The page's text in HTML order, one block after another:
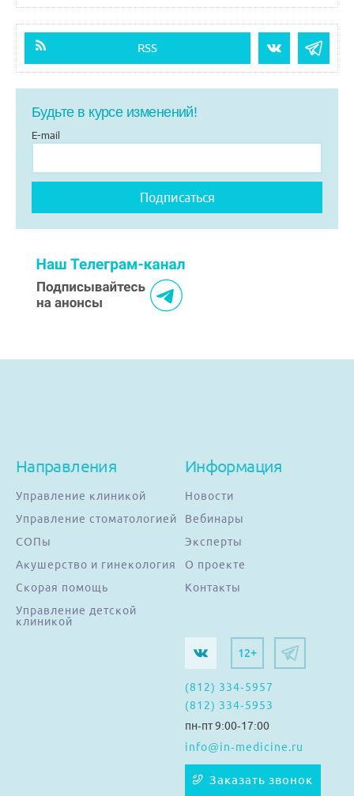
RSS
Будьте в курсе изменений!
E-mail
Направления
Управление клиникой
Управление стоматологией
СОПы
Акушерство и гинекология
Скорая помощь
Управление детской
клиникой
Информация
Новости
Вебинары
Эксперты
О проекте
Контакты
12+
(812) 334-5957
(812) 334-5953
пн-пт 9:00-17:00
info@in-medicine.ru
Заказать звонок